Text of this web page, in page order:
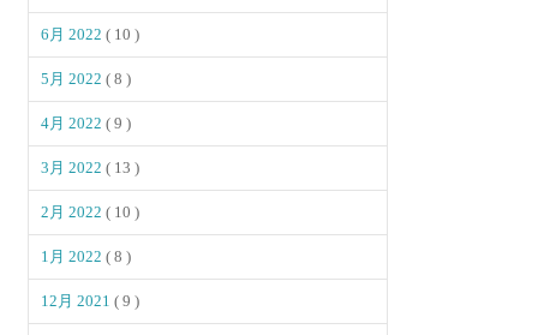
6月 2022( 10 )
5月 2022( 8 )
4月 2022( 9 )
3月 2022( 13 )
2月 2022( 10 )
1月 2022( 8 )
12月 2021( 9 )